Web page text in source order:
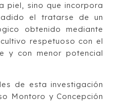
piel, sino que incorpora
el tratarse de un
obtenido mediante
respetuoso con el
y con menor potencial
de esta investigación
Montoro y Concepción